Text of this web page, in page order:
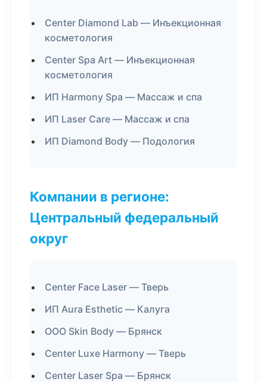
Center Diamond Lab — Инъекционная
косметология
Center Spa Art — Инъекционная
косметология
ИП Harmony Spa — Массаж и спа
ИП Laser Care — Массаж и спа
ИП Diamond Body — Подология
Компании в регионе:
Центральный федеральный
округ
Center Face Laser — Тверь
ИП Aura Esthetic — Калуга
ООО Skin Body — Брянск
Center Luxe Harmony — Тверь
Center Laser Spa — Брянск